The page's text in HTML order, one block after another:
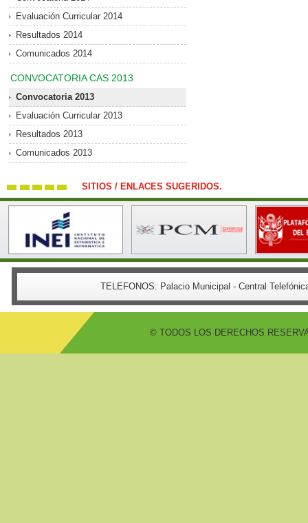
Evaluación Curricular 2014
Resultados 2014
Comunicados 2014
CONVOCATORIA CAS 2013
Convocatoria 2013
Evaluación Curricular 2013
Resultados 2013
Comunicados 2013
SITIOS / ENLACES SUGERIDOS.
TELEFONOS: Palacio Municipal - Central
© TODOS LOS DERECHOS